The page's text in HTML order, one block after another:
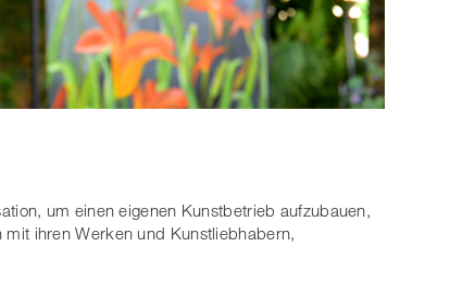
um einen eigenen Kunstbetrieb aufzubauen,
ihren Werken und Kunstliebhabern,